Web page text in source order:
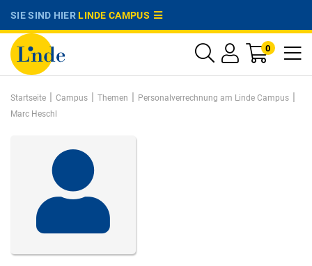
SIE SIND HIERLINDE CAMPUS
0
Startseite | Campus | Themen | Personalverrechnung am Linde Campus |
Marc Heschl